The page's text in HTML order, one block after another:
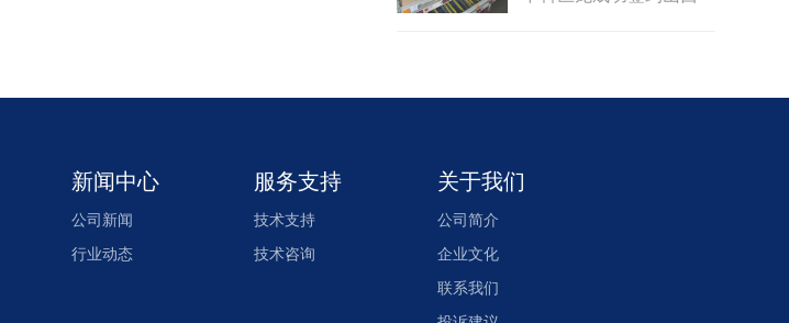
新闻中心
公司新闻
行业动态
服务支持
技术支持
技术咨询
关于我们
公司简介
企业文化
联系我们